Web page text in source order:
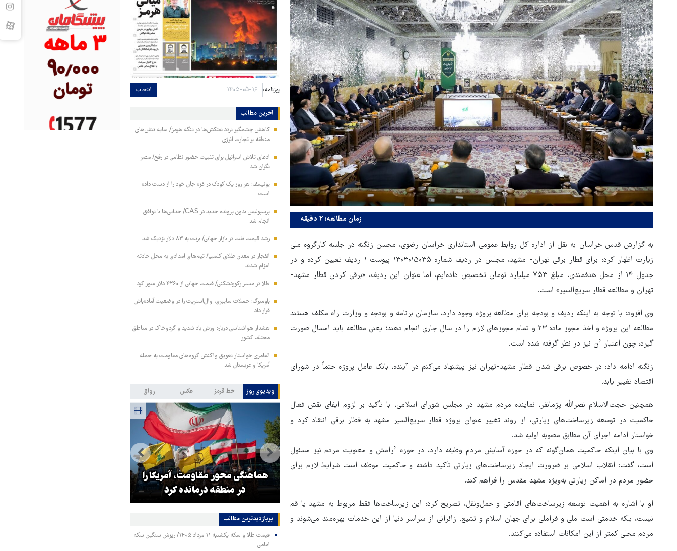
زمان مطالعه: ۲ دقیقه
به گزارش قدس خراسان به نقل از اداره کل روابط عمومی استانداری خراسان رضوی، محسن زنگنه در جلسه کارگروه ملی
زیارت اظهار کرد: برای قطار برقی تهران- مشهد، مجلس در ردیف شماره ۱۳۰۳۰۱۵۰۳۵ پیوست ۱ ردیف تعیین کرده و در
جدول ۱۴ از محل هدفمندی، مبلغ ۷۵۳ میلیارد تومان تخصیص داده‌ایم، اما عنوان این ردیف، «برقی کردن قطار مشهد-
تهران و مطالعه قطار سریع‌السیر» است.
وی افزود: با توجه به اینکه ردیف و بودجه برای مطالعه پروژه وجود دارد، سازمان برنامه و بودجه و وزارت راه مکلف هستند
مطالعه این پروژه و اخذ مجوز ماده ۲۳ و تمام مجوزهای لازم را در سال جاری انجام دهند؛ یعنی مطالعه باید امسال صورت
گیرد، چون اعتبار آن نیز در نظر گرفته شده است.
زنگنه ادامه داد: در خصوص برقی شدن قطار مشهد-تهران نیز پیشنهاد می‌کنم در آینده، بانک عامل پروژه حتماً در شورای
اقتصاد تغییر یابد.
همچنین حجت‌الاسلام نصرالله پژمانفر، نماینده مردم مشهد در مجلس شورای اسلامی، با تأکید بر لزوم ایفای نقش فعال
حاکمیت در توسعه زیرساخت‌های زیارتی، از روند تغییر عنوان پروژه قطار سریع‌السیر مشهد به قطار برقی انتقاد کرد و
خواستار ادامه اجرای آن مطابق مصوبه اولیه شد.
وی با بیان اینکه حاکمیت همان‌گونه که در حوزه آسایش مردم وظیفه دارد، در حوزه آرامش و معنویت مردم نیز مسئول
است، گفت: انقلاب اسلامی بر ضرورت ایجاد زیرساخت‌های زیارتی تأکید داشته و حاکمیت موظف است شرایط لازم برای
حضور مردم در اماکن زیارتی به‌ویژه مشهد مقدس را فراهم کند.
او با اشاره به اهمیت توسعه زیرساخت‌های اقامتی و حمل‌ونقل، تصریح کرد: این زیرساخت‌ها فقط مربوط به مشهد یا قم
نیست، بلکه خدمتی است ملی و فراملی برای جهان اسلام و تشیع. زائرانی از سراسر دنیا از این خدمات بهره‌مند می‌شوند و
مردم محلی کمتر از این امکانات استفاده می‌کنند.
روزنامه: انتخاب
آخرین مطالب
کاهش چشمگیر تردد نفتکش‌ها در تنگه هرمز/ سایه تنش‌های
منطقه بر تجارت انرژی
ادعای تلاش اسرائیل برای تثبیت حضور نظامی در رفح/ مصر
نگران شد
یونیسف: هر روز یک کودک در غزه جان خود را از دست داده
است
پرسپولیس بدون پرونده جدید در CAS/ جدایی‌ها با توافق
انجام شد
رشد قیمت نفت در بازار جهانی/ برنت به ۸۳ دلار نزدیک شد
انفجار در معدن طلای کلمبیا/ تیم‌های امدادی به محل حادثه
اعزام شدند
طلا در مسیر رکوردشکنی/ قیمت جهانی از ۴۲۶۰ دلار عبور کرد
بلومبرگ: حملات سایبری، وال‌استریت را در وضعیت آماده‌باش
قرار داد
هشدار هواشناسی درباره وزش باد شدید و گردوخاک در مناطق
مختلف کشور
العامری خواستار تعویق واکنش گروه‌های مقاومت به حمله
آمریکا و عربستان شد
ویدیوی روز خط قرمز عکس رواق
مقاومت، آمریکا را
درمانده کرد
ترامپ نماد فساد، اقتدارگرایی و
جنگ‌طلبی است!
هماهنگی محور مقاومت، آمریکا را
در منطقه درمانده کرد
پربازدیدترین‌ مطالب
قیمت طلا و سکه یکشنبه ۱۱ مرداد ۱۴۰۵/ ریزش سنگین سکه
امامی